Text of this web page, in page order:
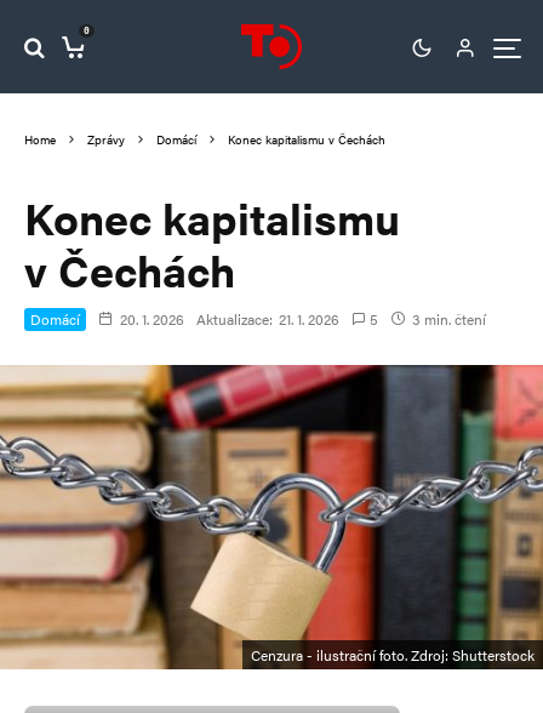
0
Home Zprávy Domácí Konec kapitalismu v Čechách
Konec kapitalismu
v Čechách
Domácí 20. 1. 2026 Aktualizace: 21. 1. 2026 5 3 min. čtení
Cenzura - ilustrační foto. Zdroj: Shutterstock